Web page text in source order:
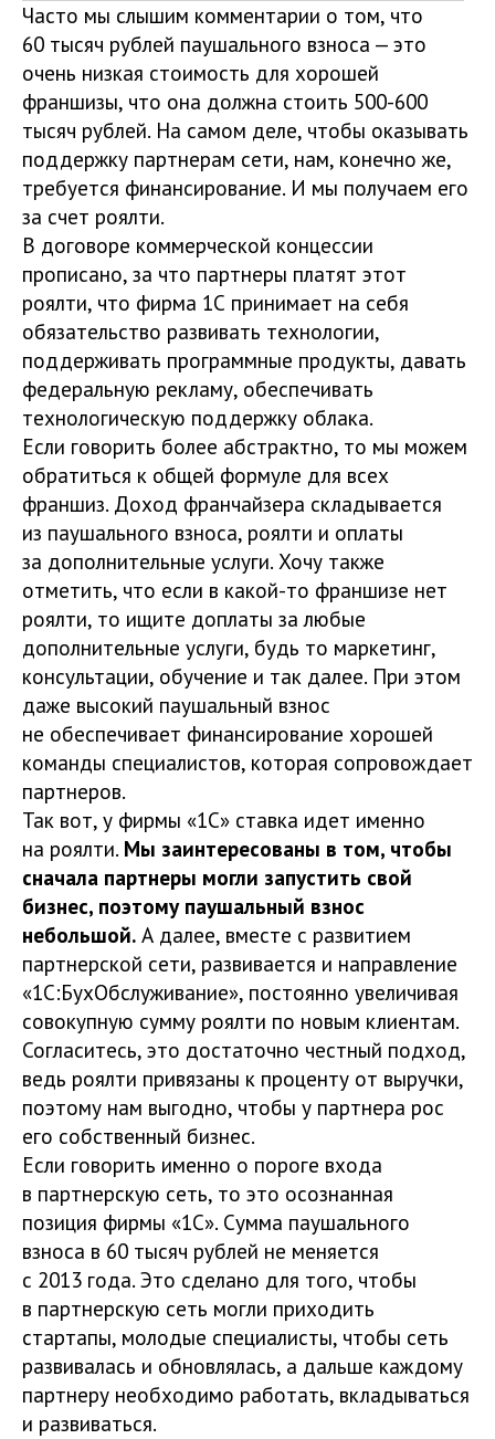
Часто мы слышим комментарии о том, что
60 тысяч рублей паушального взноса — это
очень низкая стоимость для хорошей
франшизы, что она должна стоить 500-600
тысяч рублей. На самом деле, чтобы оказывать
поддержку партнерам сети, нам, конечно же,
требуется финансирование. И мы получаем его
за счет роялти.
В договоре коммерческой концессии
прописано, за что партнеры платят этот
роялти, что фирма 1С принимает на себя
обязательство развивать технологии,
поддерживать программные продукты, давать
федеральную рекламу, обеспечивать
технологическую поддержку облака.
Если говорить более абстрактно, то мы можем
обратиться к общей формуле для всех
франшиз. Доход франчайзера складывается
из паушального взноса, роялти и оплаты
за дополнительные услуги. Хочу также
отметить, что если в какой-то франшизе нет
роялти, то ищите доплаты за любые
дополнительные услуги, будь то маркетинг,
консультации, обучение и так далее. При этом
даже высокий паушальный взнос
не обеспечивает финансирование хорошей
команды специалистов, которая сопровождает
партнеров.
Так вот, у фирмы «1С» ставка идет именно
на роялти. Мы заинтересованы в том, чтобы
сначала партнеры могли запустить свой
бизнес, поэтому паушальный взнос
небольшой. А далее, вместе с развитием
партнерской сети, развивается и направление
«1С:БухОбслуживание», постоянно увеличивая
совокупную сумму роялти по новым клиентам.
Согласитесь, это достаточно честный подход,
ведь роялти привязаны к проценту от выручки,
поэтому нам выгодно, чтобы у партнера рос
его собственный бизнес.
Если говорить именно о пороге входа
в партнерскую сеть, то это осознанная
позиция фирмы «1С». Сумма паушального
взноса в 60 тысяч рублей не меняется
с 2013 года. Это сделано для того, чтобы
в партнерскую сеть могли приходить
стартапы, молодые специалисты, чтобы сеть
развивалась и обновлялась, а дальше каждому
партнеру необходимо работать, вкладываться
и развиваться.